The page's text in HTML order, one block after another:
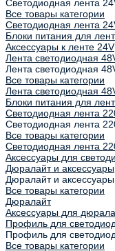
Светодиодная лента
Все товары категории
Светодиодная лента
Блоки питания для
Аксессуары к ленте 24V
Лента светодиодная
Лента светодиодная
Все товары категории
Лента светодиодная
Блоки питания для
Светодиодная лента
Светодиодная лента
Все товары категории
Светодиодная лента
Аксессуары для
Дюралайт и аксессуары
Дюралайт и аксессуары
Все товары категории
Дюралайт
Аксессуары для
Профиль для
Профиль для
Все товары категории